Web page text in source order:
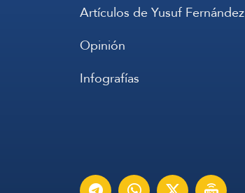
Artículos de Yusuf Fernández
Opinión
Infografías